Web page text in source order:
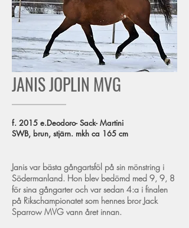
JANIS JOPLIN MVG
f. 2015 e.Deodoro- Sack- Martini
SWB, brun, stjärn. mkh ca 165 cm
Janis var bästa gångartsföl på sin mönstring i
Södermanland. Hon blev bedömd med 9, 9, 8
för sina gångarter och var sedan 4:a i finalen
på Rikschampionatet som hennes bror Jack
Sparrow MVG vann året innan.